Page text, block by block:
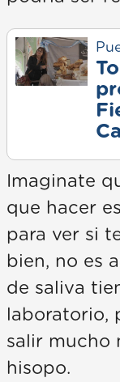
Imaginate
que hacer
para ver si
bien, no es
de saliva
laboratorio,
salir mucho
hisopo.